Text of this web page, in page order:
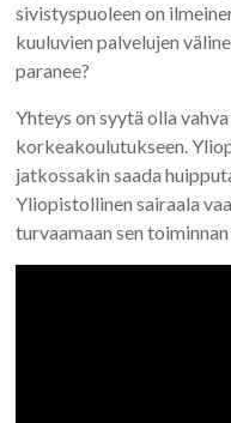
sivistyspuoleen on
kuuluvien palvelujen
paranee?
Yhteys on syytä olla
korkeakoulutukseen.
jatkossakin saada
Yliopistollinen sairaala
turvaamaan sen